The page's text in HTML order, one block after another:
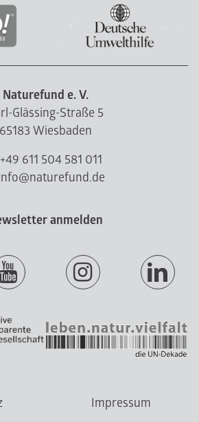
Naturefund e. V.
Glässing-Straße 5
65183 Wiesbaden
611 504 581 011
anmelden
Impressum